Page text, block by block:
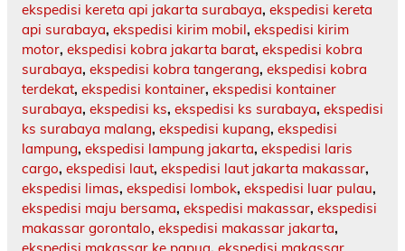
ekspedisi kereta api jakarta surabaya, ekspedisi kereta
api surabaya, ekspedisi kirim mobil, ekspedisi kirim
motor, ekspedisi kobra jakarta barat, ekspedisi kobra
surabaya, ekspedisi kobra tangerang, ekspedisi kobra
terdekat, ekspedisi kontainer, ekspedisi kontainer
surabaya, ekspedisi ks, ekspedisi ks surabaya, ekspedisi
ks surabaya malang, ekspedisi kupang, ekspedisi
lampung, ekspedisi lampung jakarta, ekspedisi laris
cargo, ekspedisi laut, ekspedisi laut jakarta makassar,
ekspedisi limas, ekspedisi lombok, ekspedisi luar pulau,
ekspedisi maju bersama, ekspedisi makassar, ekspedisi
makassar gorontalo, ekspedisi makassar jakarta,